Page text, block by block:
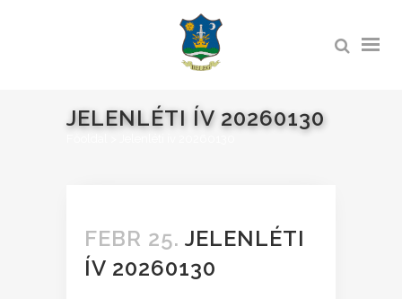
JELENLÉTI ÍV 20260130
FEBR 25. JELENLÉTI
ÍV 20260130